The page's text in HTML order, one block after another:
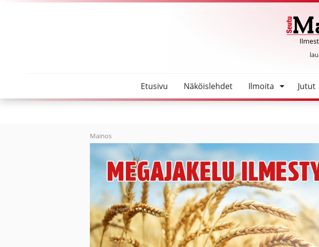
Etusivu Näköislehdet Ilmoita Jutut
Mainos